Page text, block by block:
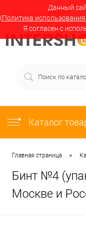
Данный
(Политика
Я согласен с
Вход Регистрация
Каталог
Главная страница •
Бинт №4
Москве и